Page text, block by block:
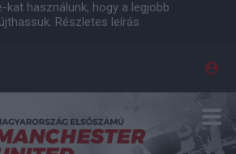
használunk, hogy a legjobb
Részletes leírás